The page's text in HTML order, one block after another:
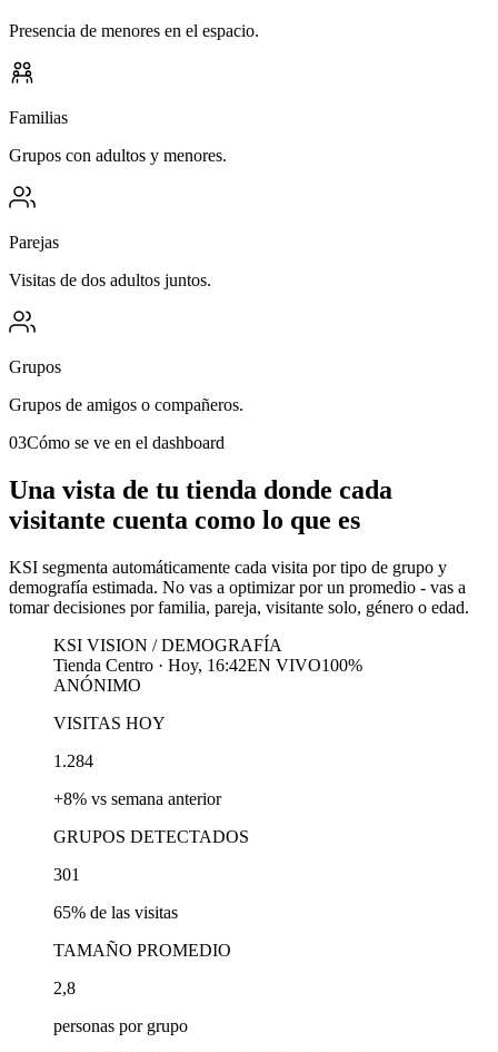
Presencia de menores en el espacio.
Familias
Grupos con adultos y menores.
Parejas
Visitas de dos adultos juntos.
Grupos
Grupos de amigos o compañeros.
03Cómo se ve en el dashboard
Una vista de tu tienda donde cada
visitante cuenta como lo que es
KSI segmenta automáticamente cada visita por tipo de grupo y
demografía estimada. No vas a optimizar por un promedio - vas a
tomar decisiones por familia, pareja, visitante solo, género o edad.
KSI VISION / DEMOGRAFÍA
Tienda Centro · Hoy, 16:42EN VIVO100%
ANÓNIMO
VISITAS HOY
1.284
+8% vs semana anterior
GRUPOS DETECTADOS
301
65% de las visitas
TAMAÑO PROMEDIO
2,8
personas por grupo